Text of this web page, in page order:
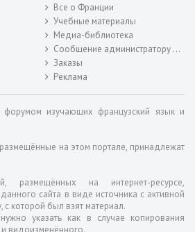
Все о Франции
Учебные материалы
Медиа-библиотека
Сообщение администратору форума
Заказы
Реклама
форумом изучающих французский язык и
на этом портале, принадлежат
размещённых на интернет-ресурсе,
сайта в виде источника с активной
с которой был взят материал.
указать как в случае копирования
и видоизменённого.